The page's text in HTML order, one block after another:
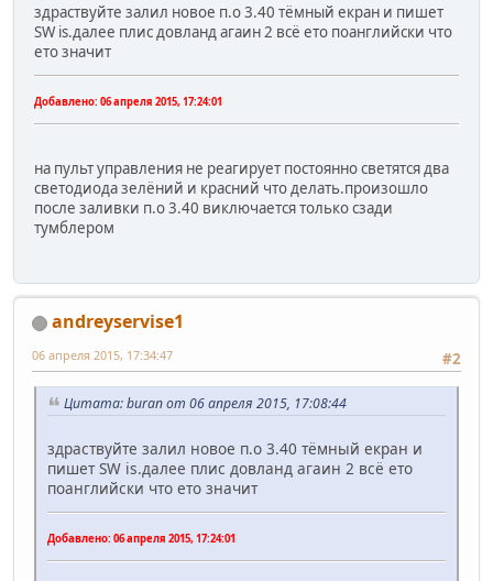
здраствуйте залил новое п.о 3.40 тёмный екран и пишет
SW is.далее плис довланд агаин 2 всё ето поанглийски что
ето значит
Добавлено: 06 апреля 2015, 17:24:01
на пульт управления не реагирует постоянно светятся два
светодиода зелёний и красний что делать.произошло
после заливки п.о 3.40 виключается только сзади
тумблером
andreyservise1
#2
06 апреля 2015, 17:34:47
Цитата: buran от 06 апреля 2015, 17:08:44
здраствуйте залил новое п.о 3.40 тёмный екран и
пишет SW is.далее плис довланд агаин 2 всё ето
поанглийски что ето значит
Добавлено: 06 апреля 2015, 17:24:01